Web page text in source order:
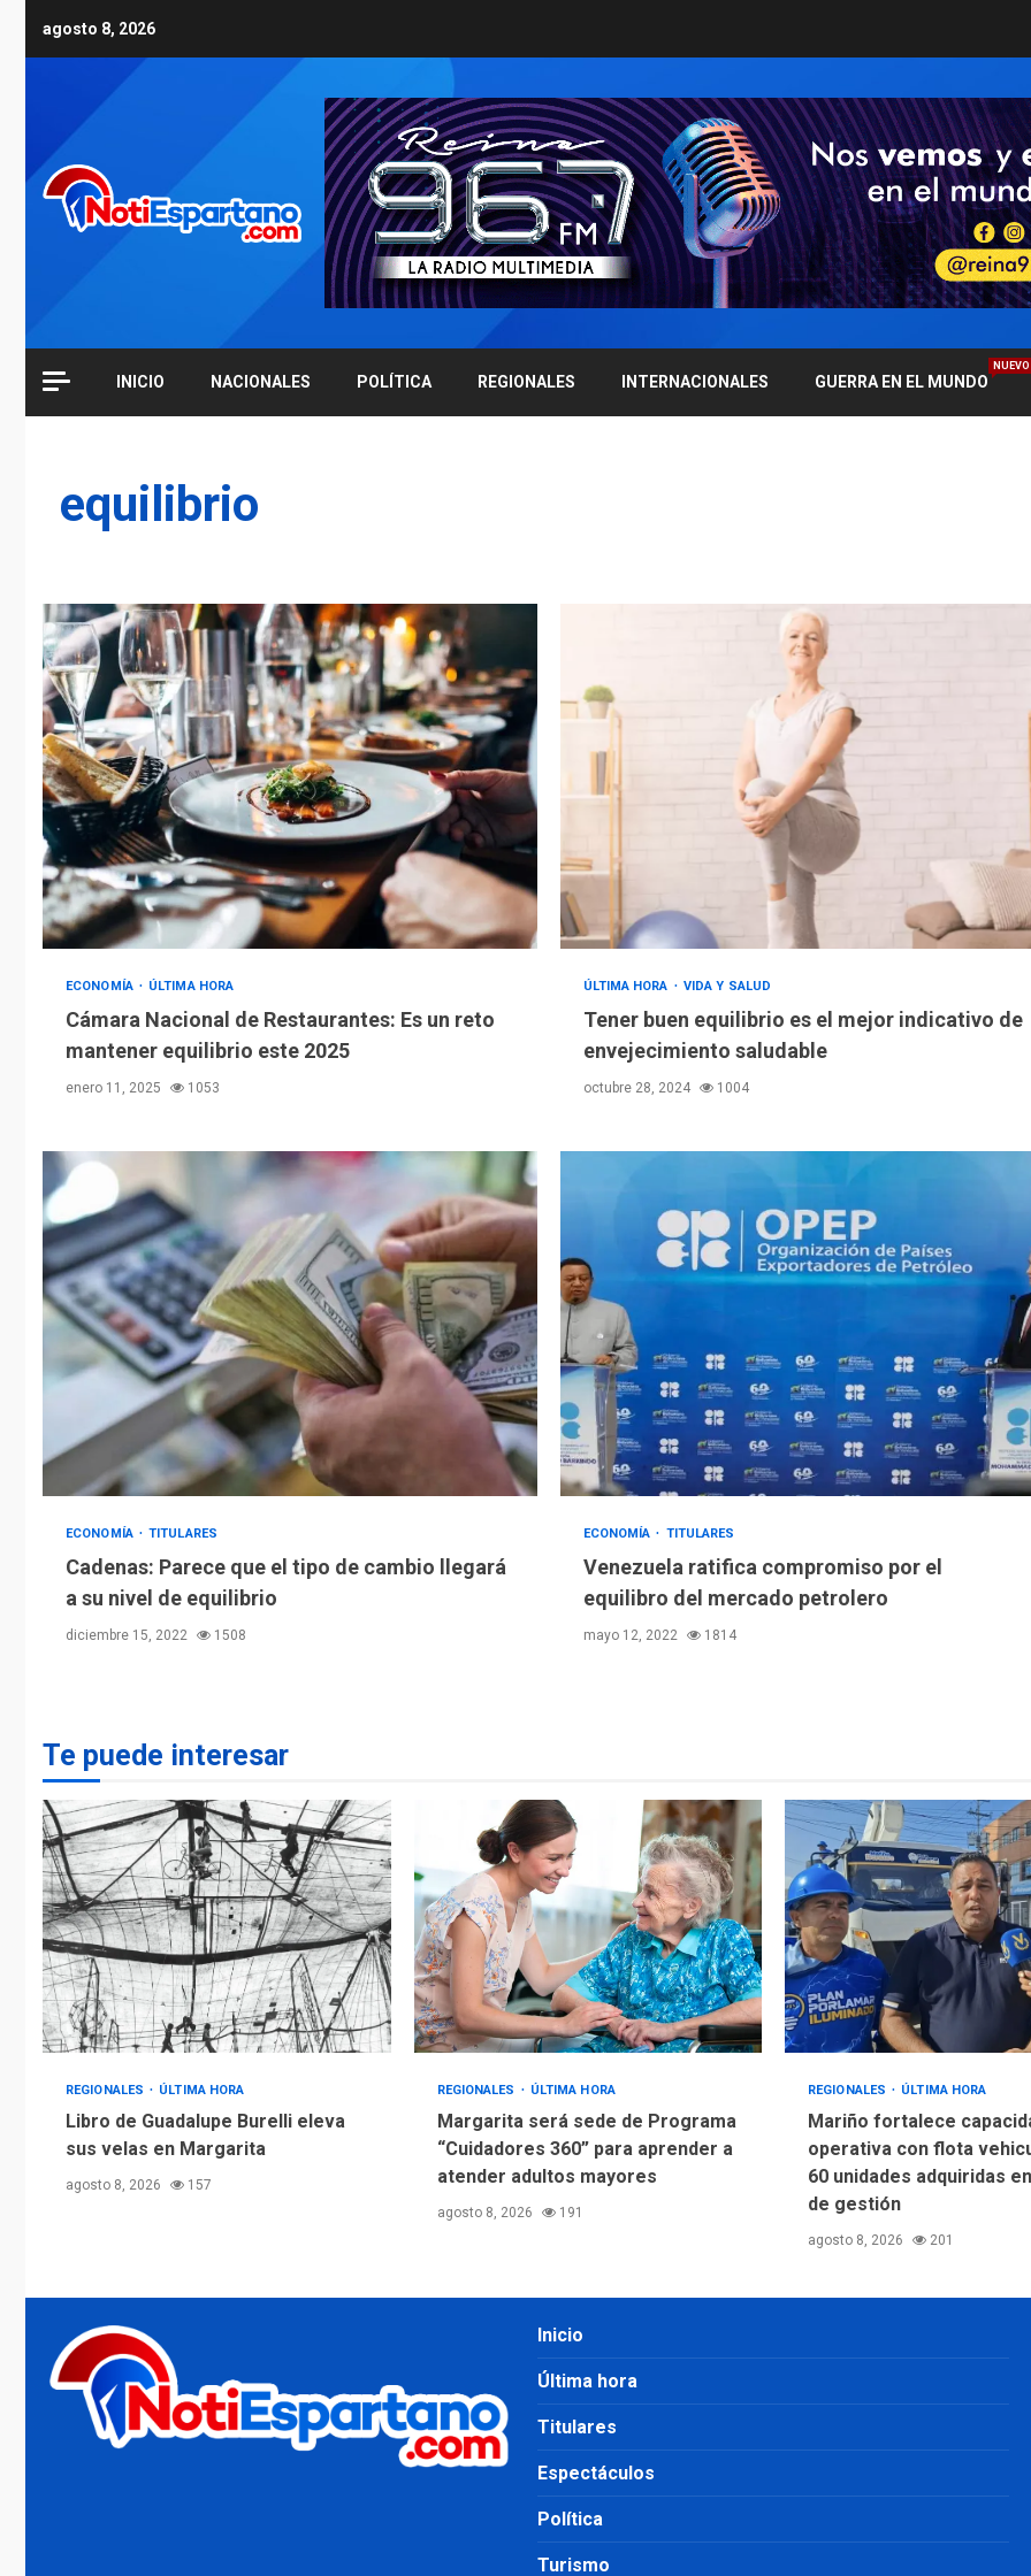
agosto 8, 2026
INICIO NACIONALES POLÍTICA REGIONALES INTERNACIONALES GUERRA EN EL MUNDO
NUEVO
equilibrio
ECONOMÍA ÚLTIMA HORA
Cámara Nacional de Restaurantes: Es un reto
mantener equilibrio este 2025
enero 11, 2025 1053
ÚLTIMA HORA VIDA Y SALUD
Tener buen equilibrio es el mejor indicativo de
envejecimiento saludable
octubre 28, 2024 1004
ECONOMÍA TITULARES
Cadenas: Parece que el tipo de cambio llegará
a su nivel de equilibrio
diciembre 15, 2022 1508
ECONOMÍA TITULARES
Venezuela ratifica compromiso por el
equilibro del mercado petrolero
mayo 12, 2022 1814
Te puede interesar
REGIONALES ÚLTIMA HORA
Libro de Guadalupe Burelli eleva
sus velas en Margarita
agosto 8, 2026 157
REGIONALES ÚLTIMA HORA
Margarita será sede de Programa
“Cuidadores 360” para aprender a
atender adultos mayores
agosto 8, 2026 191
REGIONALES ÚLTIMA HORA
Mariño fortalece
operativa con flota
60 unidades adquiridas
de gestión
agosto 8, 2026 201
Inicio
Última hora
Titulares
Espectáculos
Política
Turismo